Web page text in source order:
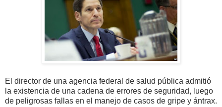
El director de una agencia federal de salud pública admitió
la existencia de una cadena de errores de seguridad, luego
de peligrosas fallas en el manejo de casos de gripe y ántrax.